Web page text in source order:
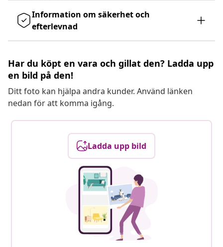
Information om säkerhet och
efterlevnad
Har du köpt en vara och gillat den? Ladda upp
en bild på den!
Ditt foto kan hjälpa andra kunder. Använd länken
nedan för att komma igång.
Ladda upp bild